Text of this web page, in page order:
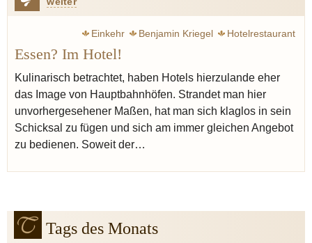
Einkehr Benjamin Kriegel
Hotelrestaurant
Essen? Im Hotel!
Kulinarisch betrachtet, haben Hotels hierzulande eher
das Image von Hauptbahnhöfen. Strandet man hier
unvorhergesehener Maßen, hat man sich klaglos in sein
Schicksal zu fügen und sich am immer gleichen Angebot
zu bedienen. Soweit der…
Tags des Monats